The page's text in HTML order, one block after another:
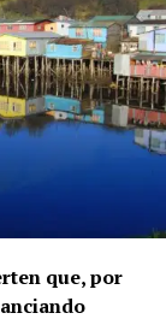
que, por